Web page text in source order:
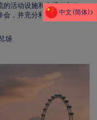
的活动设施和交通便利的
会，并充分利用时间拓展
场
中文 (简体)